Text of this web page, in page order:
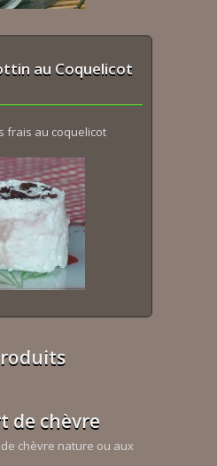
au Coquelicot
frais au coquelicot
de chèvre
chèvre nature ou aux